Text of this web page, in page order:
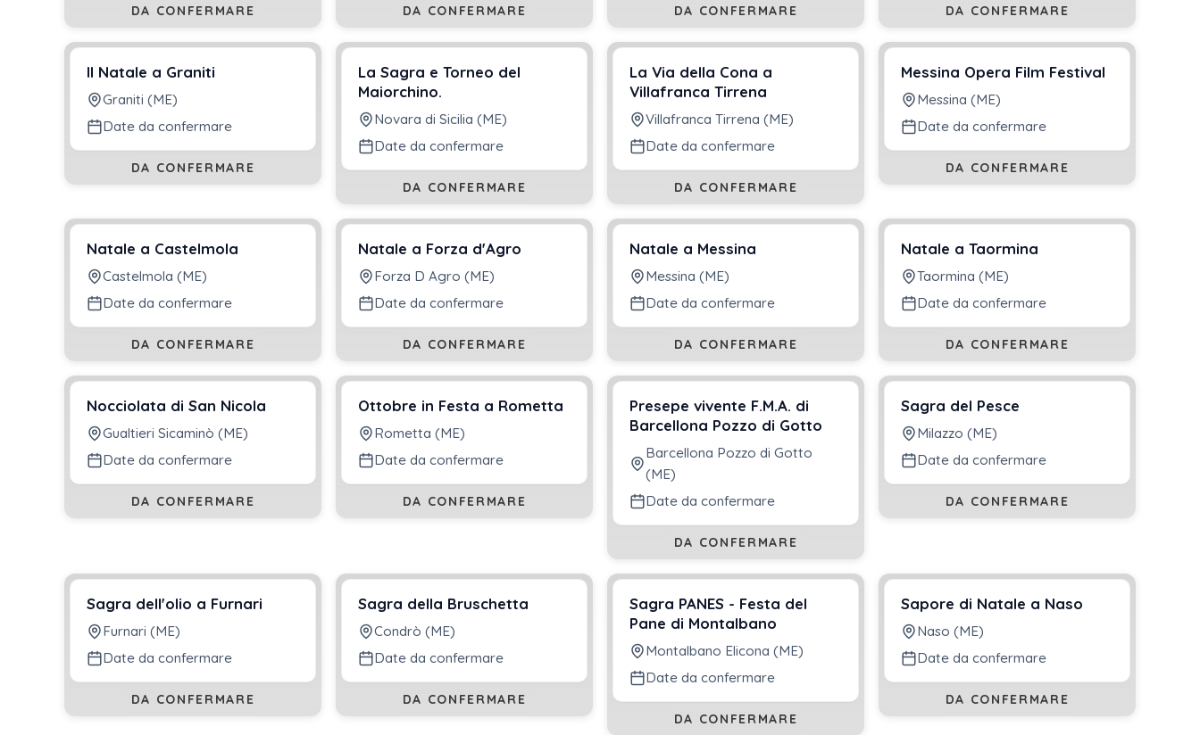
DA CONFERMARE DA CONFERMARE DA CONFERMARE DA CONFERMARE
Il Natale a Graniti
Graniti (ME)
Date da confermare
DA CONFERMARE
La Sagra e Torneo del
Maiorchino.
Novara di Sicilia (ME)
Date da confermare
DA CONFERMARE
La Via della Cona a
Villafranca Tirrena
Villafranca Tirrena (ME)
Date da confermare
DA CONFERMARE
Messina Opera Film Festival
Messina (ME)
Date da confermare
DA CONFERMARE
Natale a Castelmola
Castelmola (ME)
Date da confermare
DA CONFERMARE
Natale a Forza d'Agro
Forza D Agro (ME)
Date da confermare
DA CONFERMARE
Natale a Messina
Messina (ME)
Date da confermare
DA CONFERMARE
Natale a Taormina
Taormina (ME)
Date da confermare
DA CONFERMARE
Nocciolata di San Nicola
Gualtieri Sicaminò (ME)
Date da confermare
DA CONFERMARE
Ottobre in Festa a Rometta
Rometta (ME)
Date da confermare
DA CONFERMARE
Presepe vivente F.M.A. di
Barcellona Pozzo di Gotto
Barcellona Pozzo di Gotto
(ME)
Date da confermare
DA CONFERMARE
Sagra del Pesce
Milazzo (ME)
Date da confermare
DA CONFERMARE
Sagra dell'olio a Furnari
Furnari (ME)
Date da confermare
DA CONFERMARE
Sagra della Bruschetta
Condrò (ME)
Date da confermare
DA CONFERMARE
Sagra PANES - Festa del
Pane di Montalbano
Montalbano Elicona (ME)
Date da confermare
DA CONFERMARE
Sapore di Natale a Naso
Naso (ME)
Date da confermare
DA CONFERMARE